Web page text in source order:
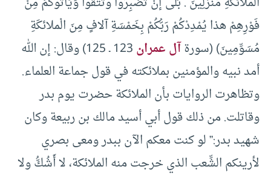
فَوْرِهِمْ هذا يُمْدِدْكُمْ رَبُّكُمْ بِخَمْسَةِ آلافٍ مِنَ الْملائكَةِ
مُسَوِّمِينَ) (سورةآل عمران
123 ـ 125) وقال: إن الله
أمد نبيه والمؤمنين بملائكته في قول جماعة العلماء.
وتظاهرت الروايات بأن الملائكة حضرت يوم بدر
وقاتلت. من ذلك قول أبي أسيد مالك بن ربيعة وكان
شهيد بدر:” لو كنت معكم الآن ببدر ومعى بصري
لأرينكم الشِّعب الذي خرجت منه الملائكة، لا أَشُكُّ ولا